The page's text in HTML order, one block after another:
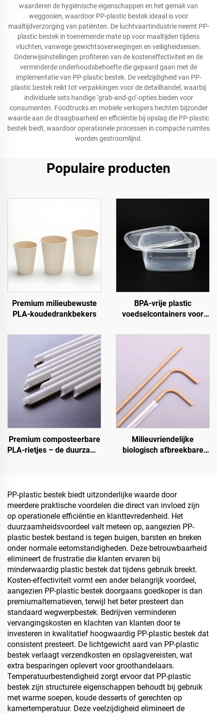
waarderen de hygiënische eigenschappen en het gemak van
weggooien, waardoor PP-plastic bestek ideaal is voor
maaltijdverzorging van patiënten. De luchtvaartindustrie neemt PP-
plastic bestek in toenemende mate op voor maaltijden tijdens
vluchten, vanwege gewichtsoverwegingen en veiligheidseisen.
Onderwijsinstellingen profiteren van de kosteneffectiviteit en de
verminderde onderhoudsbehoefte die gepaard gaan met de
implementatie van PP-plastic bestek. De veelzijdigheid van PP-
plastic bestek reikt tot verpakkingen voor de detailhandel, waarbij
individuele sets handige ‘grab-and-go’-opties bieden voor
consumenten. Foodtrucks en mobiele verkopers hechten bijzonder
waarde aan de draagbaarheid en efficiëntie bij opslag die PP-plastic
bestek biedt, waardoor operationele processen in compacte ruimtes
worden gestroomlijnd.
Populaire producten
Premium milieubewuste
PLA-koudedrankbekers
BPA-vrije plastic
voedselcontainers voor
voedselopslag
Premium composteerbare
PLA-rietjes – de duurzame
Milieuvriendelijke
biologisch afbreekbare
PP-plastic bestek biedt uitzonderlijke waarde door
meerdere praktische voordelen die direct van invloed zijn
op operationele efficiëntie en klanttevredenheid. Het
duurzaamheidsvoordeel valt meteen op, aangezien PP-
plastic bestek bestand is tegen buigen, barsten en breken
onder normale eetomstandigheden. Deze betrouwbaarheid
elimineert de frustratie die klanten ervaren bij
minderwaardig plastic bestek dat tijdens gebruik breekt.
Kosten-effectiviteit vormt een ander belangrijk voordeel,
aangezien PP-plastic bestek doorgaans goedkoper is dan
premiumalternatieven, terwijl het beter presteert dan
standaard wegwerpbestek. Bedrijven verminderen
vervangingskosten en klachten van klanten door te
investeren in kwalitatief hoogwaardig PP-plastic bestek dat
consistent presteert. De lichtgewicht aard van PP-plastic
bestek verlaagt verzendkosten en opslagvereisten, wat
extra besparingen oplevert voor groothandelaars.
Temperatuurbestendigheid zorgt ervoor dat PP-plastic
bestek zijn structurele eigenschappen behoudt bij gebruik
met warme soepen, koude desserts of gerechten op
kamertemperatuur. Deze veelzijdigheid elimineert de